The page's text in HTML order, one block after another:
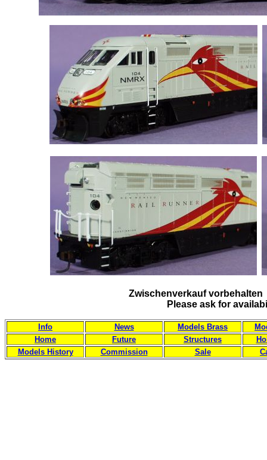
Zwischenverkauf
Please ask for
Info News Models Brass
Home
Future Structures
Models History
Commission Sale